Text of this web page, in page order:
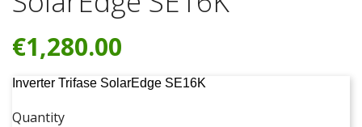
€1,280.00
Inverter Trifase SolarEdge SE16K
Quantity